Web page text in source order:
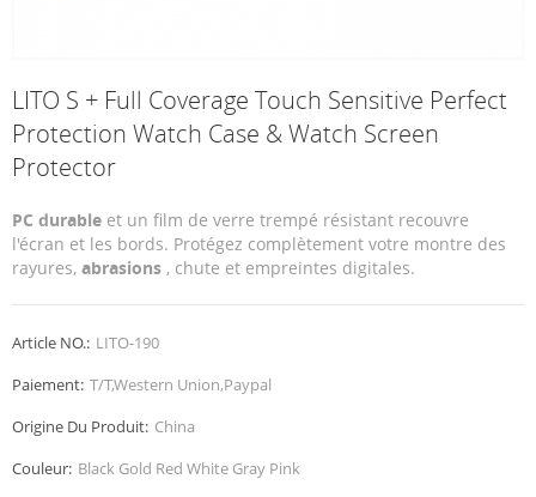
LITO S + Full Coverage Touch Sensitive Perfect
Protection Watch Case & Watch Screen
Protector
PC durable et un film de verre trempé résistant recouvre
l'écran et les bords. Protégez complètement votre montre des
rayures, abrasions , chute et empreintes digitales.
Article NO.: LITO-190
Paiement: T/T,Western Union,Paypal
Origine Du Produit: China
Couleur: Black Gold Red White Gray Pink